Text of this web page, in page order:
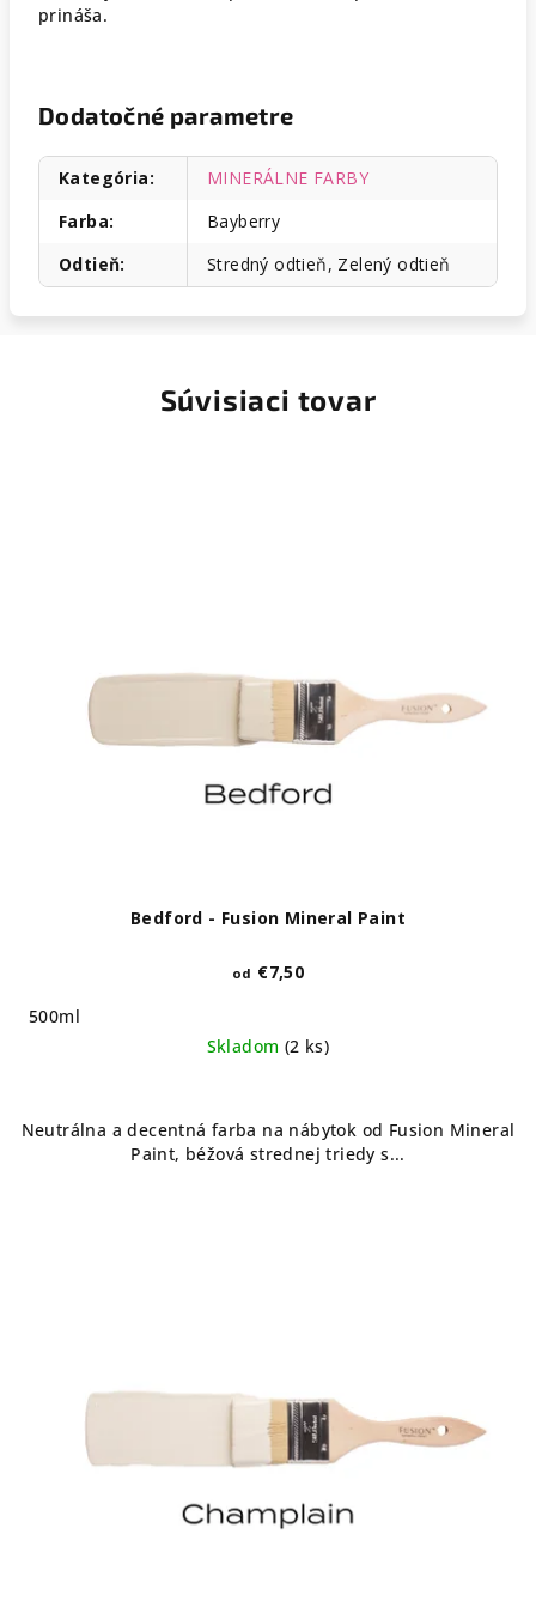
prináša.
Dodatočné parametre
Kategória:
MINERÁLNE FARBY
Farba:
Bayberry
Odtieň: Stredný odtieň, Zelený odtieň
Súvisiaci tovar
Bedford - Fusion Mineral Paint
od €7,50
500ml
Skladom (2 ks)
Neutrálna a decentná farba na nábytok od Fusion Mineral
Paint, béžová strednej triedy s...